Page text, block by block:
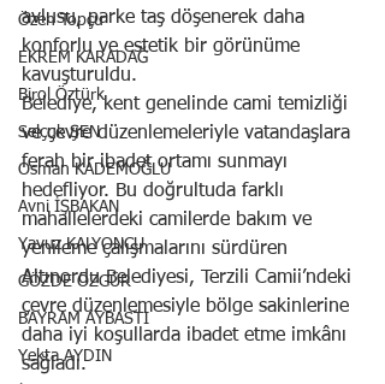
Özen Topçu
EKREM KARADAĞ
Birol Öztürk
Selçuk ŞEN
Osman KADEMOĞLU
Avni İŞBAKAN
Yavuz KALYONCU
GÖZDE ÖZGÜR
BAYRAM AYBASTI
Yekta AYDIN
avlusu, parke taş döşenerek daha
konforlu ve estetik bir görünüme
kavuşturuldu.
Belediye, kent genelinde cami temizliği
ve çevre düzenlemeleriyle vatandaşlara
ferah bir ibadet ortamı sunmayı
hedefliyor. Bu doğrultuda farklı
mahallelerdeki camilerde bakım ve
yenileme çalışmalarını sürdüren
Altınordu Belediyesi, Terzili Camii’ndeki
çevre düzenlemesiyle bölge sakinlerine
daha iyi koşullarda ibadet etme imkânı
sağladı.